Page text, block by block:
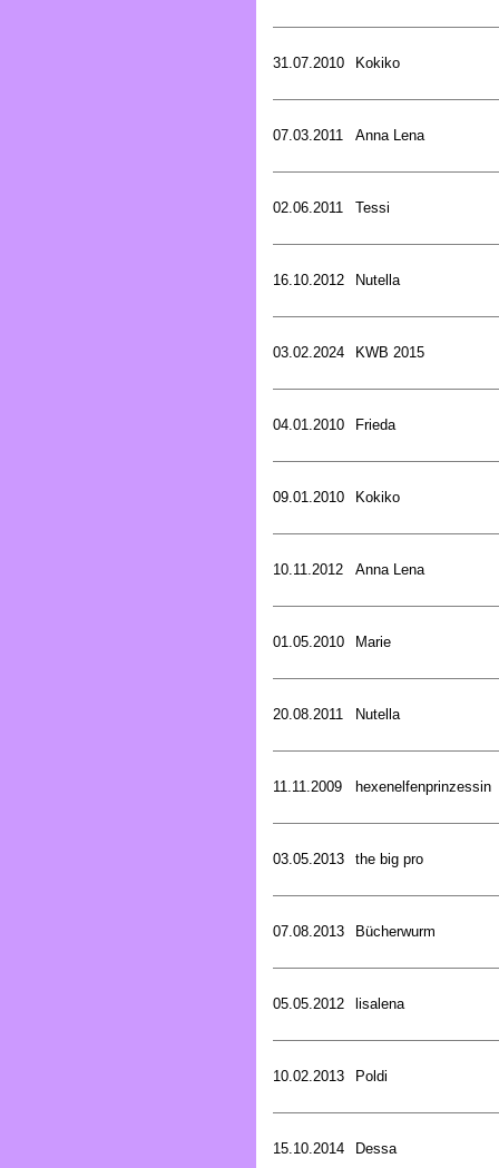
31.07.2010 Kokiko
07.03.2011 Anna Lena
02.06.2011 Tessi
16.10.2012 Nutella
03.02.2024 KWB 2015
04.01.2010 Frieda
09.01.2010 Kokiko
10.11.2012 Anna Lena
01.05.2010 Marie
20.08.2011 Nutella
11.11.2009 hexenelfenprinzessin
03.05.2013 the big pro
07.08.2013 Bücherwurm
05.05.2012 lisalena
10.02.2013 Poldi
15.10.2014 Dessa